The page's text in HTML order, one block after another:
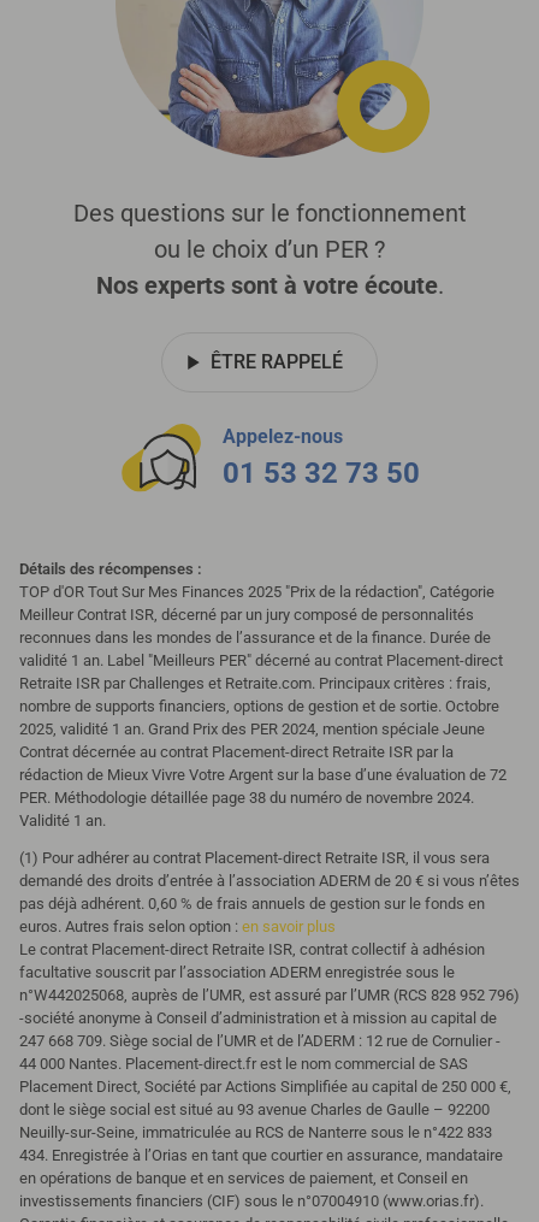
Des questions sur le fonctionnement
ou le choix d’un PER ?
Nos experts sont à votre écoute.
ÊTRE RAPPELÉ
Appelez-nous
01 53 32 73 50
Détails des récompenses :
TOP d'OR Tout Sur Mes Finances 2025 "Prix de la rédaction", Catégorie
Meilleur Contrat ISR, décerné par un jury composé de personnalités
reconnues dans les mondes de l’assurance et de la finance. Durée de
validité 1 an. Label "Meilleurs PER" décerné au contrat Placement-direct
Retraite ISR par Challenges et Retraite.com. Principaux critères : frais,
nombre de supports financiers, options de gestion et de sortie. Octobre
2025, validité 1 an. Grand Prix des PER 2024, mention spéciale Jeune
Contrat décernée au contrat Placement-direct Retraite ISR par la
rédaction de Mieux Vivre Votre Argent sur la base d’une évaluation de 72
PER. Méthodologie détaillée page 38 du numéro de novembre 2024.
Validité 1 an.
(1) Pour adhérer au contrat Placement-direct Retraite ISR, il vous sera
demandé des droits d’entrée à l’association ADERM de 20 € si vous n’êtes
pas déjà adhérent. 0,60 % de frais annuels de gestion sur le fonds en
euros. Autres frais selon option : en savoir plus
Le contrat Placement-direct Retraite ISR, contrat collectif à adhésion
facultative souscrit par l’association ADERM enregistrée sous le
n°W442025068, auprès de l’UMR, est assuré par l’UMR (RCS 828 952 796)
-société anonyme à Conseil d’administration et à mission au capital de
247 668 709. Siège social de l’UMR et de l’ADERM : 12 rue de Cornulier -
44 000 Nantes. Placement-direct.fr est le nom commercial de SAS
Placement Direct, Société par Actions Simplifiée au capital de 250 000 €,
dont le siège social est situé au 93 avenue Charles de Gaulle – 92200
Neuilly-sur-Seine, immatriculée au RCS de Nanterre sous le n°422 833
434. Enregistrée à l’Orias en tant que courtier en assurance, mandataire
en opérations de banque et en services de paiement, et Conseil en
investissements financiers (CIF) sous le n°07004910 (www.orias.fr).